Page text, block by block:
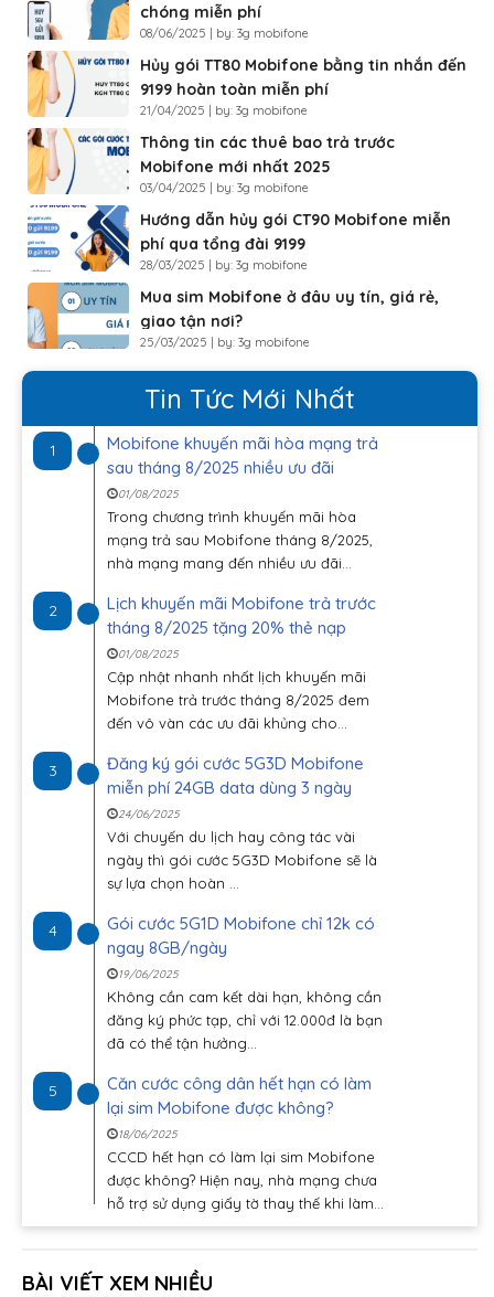
chóng miễn phí
08/06/2025 | by: 3g mobifone
Hủy gói TT80 Mobifone bằng tin nhắn đến
9199 hoàn toàn miễn phí
21/04/2025 | by: 3g mobifone
Thông tin các thuê bao trả trước
Mobifone mới nhất 2025
03/04/2025 | by: 3g mobifone
Hướng dẫn hủy gói CT90 Mobifone miễn
phí qua tổng đài 9199
28/03/2025 | by: 3g mobifone
Mua sim Mobifone ở đâu uy tín, giá rẻ,
giao tận nơi?
25/03/2025 | by: 3g mobifone
Tin Tức Mới Nhất
1
Mobifone khuyến mãi hòa mạng trả
sau tháng 8/2025 nhiều ưu đãi
01/08/2025
Trong chương trình khuyến mãi hòa
mạng trả sau Mobifone tháng 8/2025,
nhà mạng mang đến nhiều ưu đãi...
2
Lịch khuyến mãi Mobifone trả trước
tháng 8/2025 tặng 20% thẻ nạp
01/08/2025
Cập nhật nhanh nhất lịch khuyến mãi
Mobifone trả trước tháng 8/2025 đem
đến vô vàn các ưu đãi khủng cho...
3
Đăng ký gói cước 5G3D Mobifone
miễn phí 24GB data dùng 3 ngày
24/06/2025
Với chuyến du lịch hay công tác vài
ngày thì gói cước 5G3D Mobifone sẽ là
sự lựa chọn hoàn ...
4
Gói cước 5G1D Mobifone chỉ 12k có
ngay 8GB/ngày
19/06/2025
Không cần cam kết dài hạn, không cần
đăng ký phức tạp, chỉ với 12.000đ là bạn
đã có thể tận hưởng...
5
Căn cước công dân hết hạn có làm
lại sim Mobifone được không?
18/06/2025
CCCD hết hạn có làm lại sim Mobifone
được không? Hiện nay, nhà mạng chưa
hỗ trợ sử dụng giấy tờ thay thế khi làm...
BÀI VIẾT XEM NHIỀU